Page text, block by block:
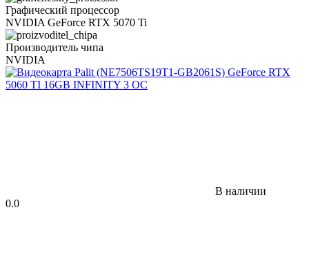
Графический процессор
NVIDIA GeForce RTX 5070 Ti
Производитель чипа
NVIDIA
В наличии
0.0